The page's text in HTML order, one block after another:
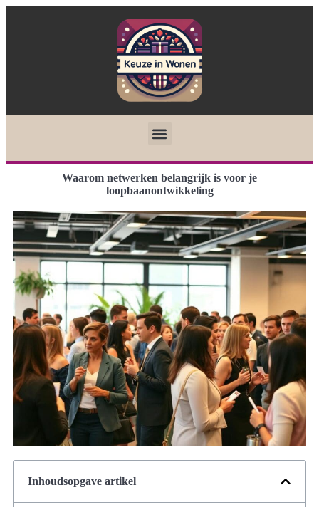
Waarom netwerken belangrijk is voor je
loopbaanontwikkeling
Inhoudsopgave artikel